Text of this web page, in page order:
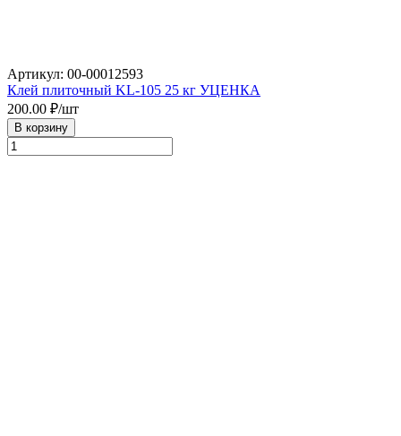
Артикул: 00-00012593
Клей плиточный KL-105 25 кг УЦЕНКА
200.00 ₽/шт
В корзину